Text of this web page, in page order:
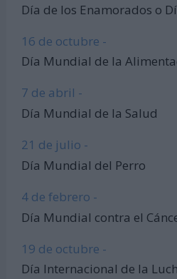
Día de los Enamorados o
16 de octubre -
Día Mundial de la
7 de abril -
Día Mundial de la Salud
21 de julio -
Día Mundial del Perro
4 de febrero -
Día Mundial contra el
19 de octubre -
Día Internacional de la